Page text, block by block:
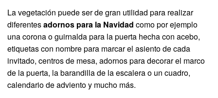
La vegetación puede ser de gran utilidad para realizar
diferentesadornos para la Navidad como por ejemplo
una corona o guirnalda para la puerta hecha con acebo,
etiquetas con nombre para marcar el asiento de cada
invitado, centros de mesa, adornos para decorar el marco
de la puerta, la barandilla de la escalera o un cuadro,
calendario de adviento y mucho más.